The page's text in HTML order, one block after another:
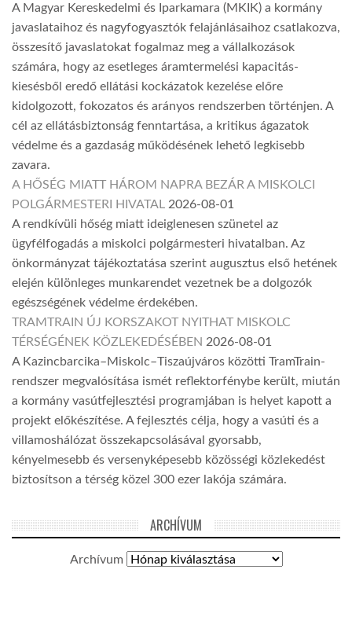
A Magyar Kereskedelmi és Iparkamara (MKIK) a kormány
javaslataihoz és nagyfogyasztók felajánlásaihoz csatlakozva,
összesítő javaslatokat fogalmaz meg a vállalkozások
számára, hogy az esetleges áramtermelési kapacitás-
kiesésből eredő ellátási kockázatok kezelése előre
kidolgozott, fokozatos és arányos rendszerben történjen. A
cél az ellátásbiztonság fenntartása, a kritikus ágazatok
védelme és a gazdaság működésének lehető legkisebb
zavara.
A HŐSÉG MIATT HÁROM NAPRA BEZÁR A MISKOLCI
POLGÁRMESTERI HIVATAL 2026-08-01
A rendkívüli hőség miatt ideiglenesen szünetel az
ügyfélfogadás a miskolci polgármesteri hivatalban. Az
önkormányzat tájékoztatása szerint augusztus első hetének
elején különleges munkarendet vezetnek be a dolgozók
egészségének védelme érdekében.
TRAMTRAIN ÚJ KORSZAKOT NYITHAT MISKOLC
TÉRSÉGÉNEK KÖZLEKEDÉSÉBEN 2026-08-01
A Kazincbarcika–Miskolc–Tiszaújváros közötti TramTrain-
rendszer megvalósítása ismét reflektorfénybe került, miután
a kormány vasútfejlesztési programjában is helyet kapott a
projekt előkészítése. A fejlesztés célja, hogy a vasúti és a
villamoshálózat összekapcsolásával gyorsabb,
kényelmesebb és versenyképesebb közösségi közlekedést
biztosítson a térség közel 300 ezer lakója számára.
ARCHÍVUM
Archívum